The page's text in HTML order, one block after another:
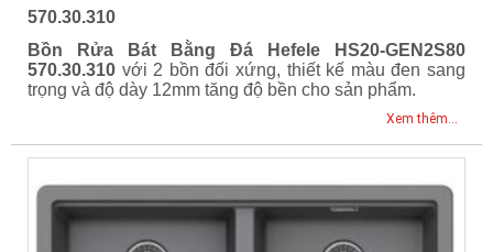
570.30.310
Bồn Rửa Bát Bằng Đá Hefele HS20-GEN2S80
570.30.310 với 2 bồn đối xứng, thiết kế màu đen sang
trọng và độ dày 12mm tăng độ bền cho sản phẩm.
Xem thêm...